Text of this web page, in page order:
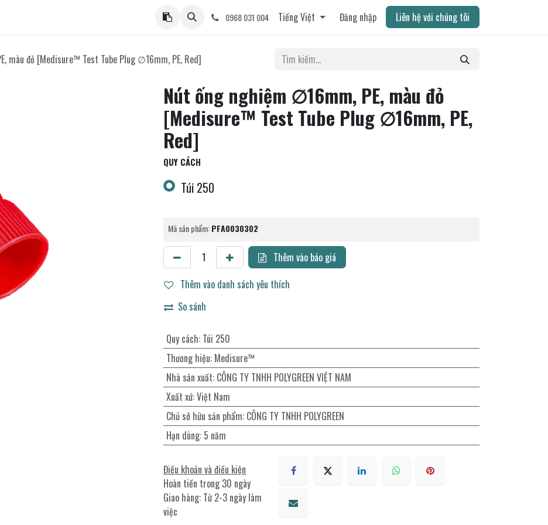
0968 031 004 Tiếng Việt Đăng nhập Liên hệ với chúng tôi
màu đỏ [Medisure™ Test Tube Plug ∅16mm, PE, Red]
Nút ống nghiệm ∅16mm, PE, màu đỏ
[Medisure™ Test Tube Plug ∅16mm, PE,
Red]
QUY CÁCH
Túi 250
Mã sản phẩm:PFA0030302
Thêm vào báo giá
Thêm vào danh sách yêu thích
So sánh
Quy cách: Túi 250
Thương hiệu: Medisure™
Nhà sản xuất: CÔNG TY TNHH POLYGREEN VIỆT NAM
Xuất xứ:Việt Nam
Chủ sở hữu sản phẩm: CÔNG TY TNHH POLYGREEN
Hạn dùng: 5 năm
Điều khoản và điều kiện
Hoàn tiền trong 30 ngày
Giao hàng: Từ 2-3 ngày làm
việc